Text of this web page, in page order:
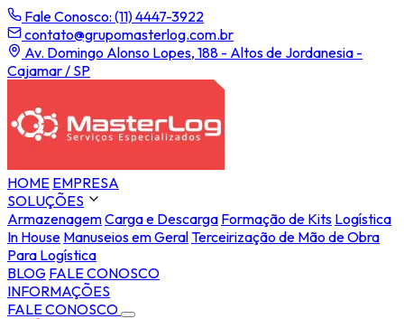
Fale Conosco: (11) 4447-3922
contato@grupomasterlog.com.br
Av. Domingo Alonso Lopes, 188 - Altos de Jordanesia -
Cajamar / SP
HOME EMPRESA
SOLUÇÕES
ArmazenagemCarga e Descarga Formação de Kits Logística
In House Manuseios em GeralTerceirização de Mão de Obra
Para Logística
BLOG FALE CONOSCO
INFORMAÇÕES
FALE CONOSCO